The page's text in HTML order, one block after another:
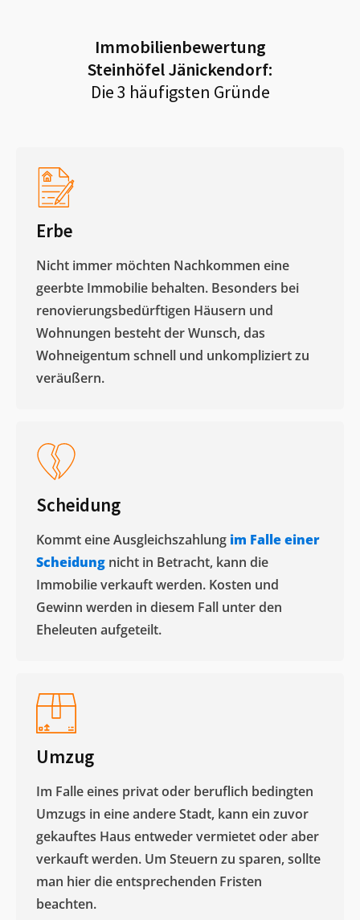
Immobilienbewertung
Steinhöfel Jänickendorf:
Die 3 häufigsten Gründe
Erbe
Nicht immer möchten Nachkommen eine
geerbte Immobilie behalten. Besonders bei
renovierungsbedürftigen Häusern und
Wohnungen besteht der Wunsch, das
Wohneigentum schnell und unkompliziert zu
veräußern. ​
Scheidung
Kommt eine Ausgleichszahlung im Falle einer
Scheidung nicht in Betracht, kann die
Immobilie verkauft werden. Kosten und
Gewinn werden in diesem Fall unter den
Eheleuten aufgeteilt.​
Umzug
Im Falle eines privat oder beruflich bedingten
Umzugs in eine andere Stadt, kann ein zuvor
gekauftes Haus entweder vermietet oder aber
verkauft werden. Um Steuern zu sparen, sollte
man hier die entsprechenden Fristen
beachten.